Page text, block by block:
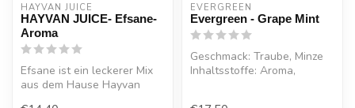
HAYVAN JUICE
HAYVAN JUICE- Efsane-
Aroma
Efsane ist ein leckerer Mix
aus dem Hause Hayvan
EVERGREEN
Evergreen - Grape Mint
Geschmack: Traube, Minze
Inhaltsstoffe: Aroma,